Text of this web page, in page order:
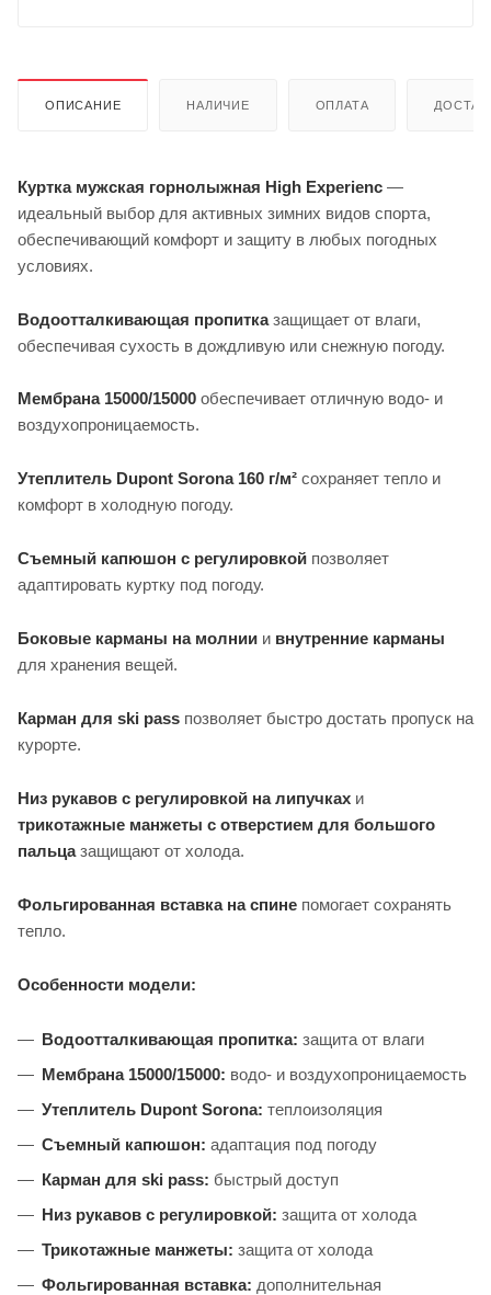
ОПИСАНИЕ НАЛИЧИЕ ОПЛАТА
Куртка мужская горнолыжная High Experienc —
идеальный выбор для активных зимних видов спорта,
обеспечивающий комфорт и защиту в любых погодных
условиях.
Водоотталкивающая пропитказащищает от влаги,
обеспечивая сухость в дождливую или снежную погоду.
Мембрана 15000/15000 обеспечивает отличную водо- и
воздухопроницаемость.
Утеплитель Dupont Sorona 160 г/м² сохраняет тепло и
комфорт в холодную погоду.
Съемный капюшон с регулировкой позволяет
адаптировать куртку под погоду.
Боковые карманы на молнии и внутренние карманы
для хранения вещей.
Карман для ski pass позволяет быстро достать пропуск на
курорте.
Низ рукавов с регулировкой на липучках и
трикотажные манжеты с отверстием для большого
пальцазащищают от холода.
Фольгированная вставка на спине помогает сохранять
тепло.
Особенности модели:
Водоотталкивающая пропитка: защита от влаги
Мембрана 15000/15000: водо- и воздухопроницаемость
Утеплитель Dupont Sorona: теплоизоляция
Съемный капюшон: адаптация под погоду
Карман для ski pass: быстрый доступ
Низ рукавов с регулировкой: защита от холода
Трикотажные манжеты: защита от холода
Фольгированная вставка: дополнительная